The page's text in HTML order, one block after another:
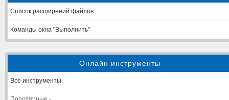
Список расширений файлов
Команды окна "Выполнить"
Онлайн инструменты
Все инструменты